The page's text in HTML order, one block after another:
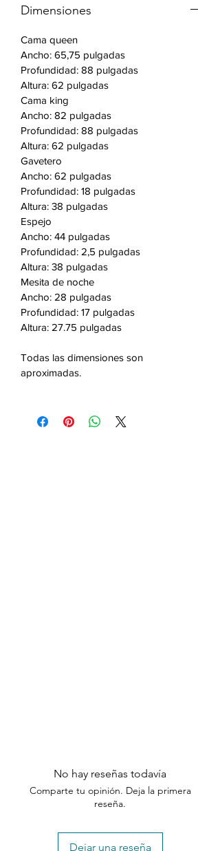
bolas de extensiones completas
Incluye: 1 cama queen o king, 1
gavetero, 1 espejo y 1 mesita de
noche
Dimensiones
Cama queen
Ancho: 65,75 pulgadas
Profundidad: 88 pulgadas
Altura: 62 pulgadas
Cama king
Ancho: 82 pulgadas
Profundidad: 88 pulgadas
Altura: 62 pulgadas
Gavetero
Ancho: 62 pulgadas
Profundidad: 18 pulgadas
Altura: 38 pulgadas
Espejo
Ancho: 44 pulgadas
Profundidad: 2,5 pulgadas
Altura: 38 pulgadas
Mesita de noche
Ancho: 28 pulgadas
Profundidad: 17 pulgadas
Altura: 27.75 pulgadas
Todas las dimensiones son
aproximadas.
No hay reseñas todavía
Comparte tu opinión. Deja la primera
reseña.
Dejar una reseña